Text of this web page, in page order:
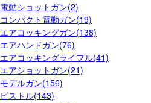
電動ショットガン(2)
コンパクト電動ガン(19)
エアコッキングガン(138)
エアハンドガン(76)
エアコッキングライフル(41)
エアショットガン(21)
モデルガン(156)
ピストル(143)